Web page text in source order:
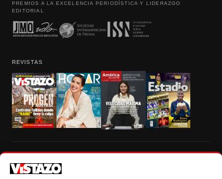
PREMIOS A LA EXCELENCIA PERIODÍSTICA Y LIDERAZGO
EDITORIAL
REVISTAS
autorización escrita de su titular, de todos los contenidos de Vistazo.com.